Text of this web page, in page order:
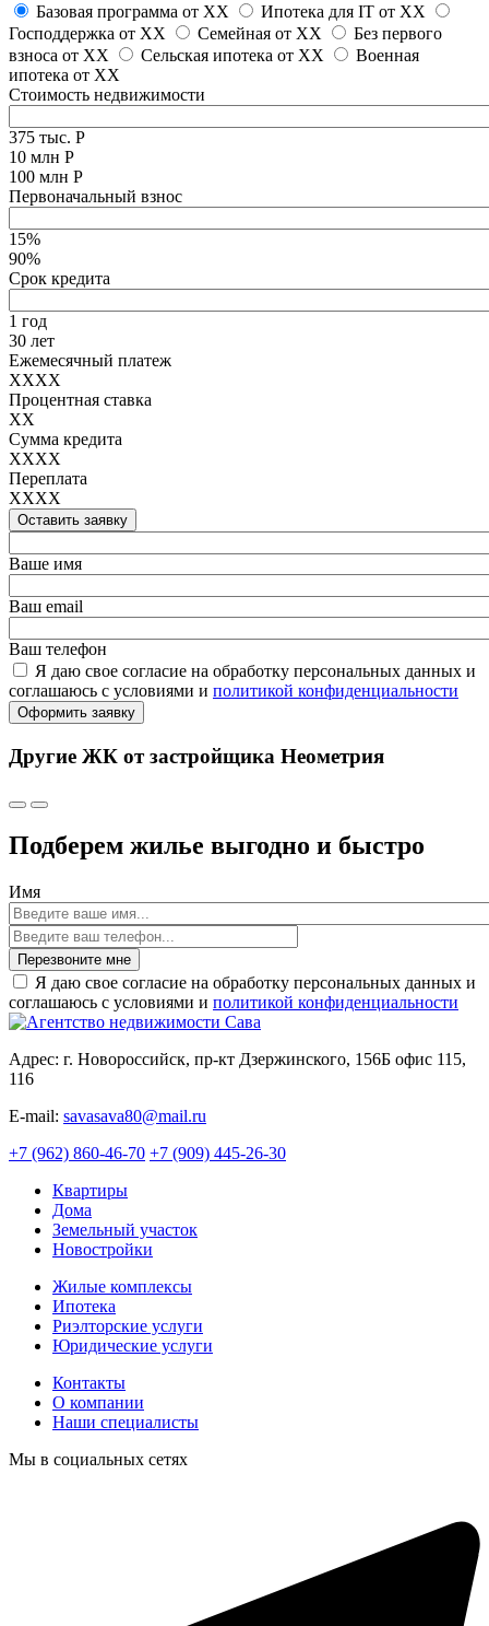
Базовая программа от XX Ипотека для IT от XX
Господдержка от XX Семейная от XX
Без первого
взноса от XX Сельская ипотека от XX
Военная
ипотека от XX
Стоимость недвижимости
375 тыс. Р
10 млн Р
100 млн Р
Первоначальный взнос
15%
90%
Срок кредита
1 год
30 лет
Ежемесячный платеж
XXXX
Процентная ставка
XX
Сумма кредита
XXXX
Переплата
XXXX
Оставить заявку
Ваше имя
Ваш email
Ваш телефон
Я даю свое согласие на обработку персональных данных и
соглашаюсь с условиями и политикой конфиденциальности
Оформить заявку
Другие ЖК от застройщика Неометрия
Подберем жилье выгодно и быстро
Имя
Перезвоните мне
Я даю свое согласие на обработку персональных данных и
соглашаюсь с условиями и политикой конфиденциальности
Адрес: г. Новороссийск, пр-кт Дзержинского, 156Б офис 115,
116
E-mail: savasava80@mail.ru
+7 (962) 860-46-70 +7 (909) 445-26-30
Квартиры
Дома
Земельный участок
Новостройки
Жилые комплексы
Ипотека
Риэлторские услуги
Юридические услуги
Контакты
О компании
Наши специалисты
Мы в социальных сетях